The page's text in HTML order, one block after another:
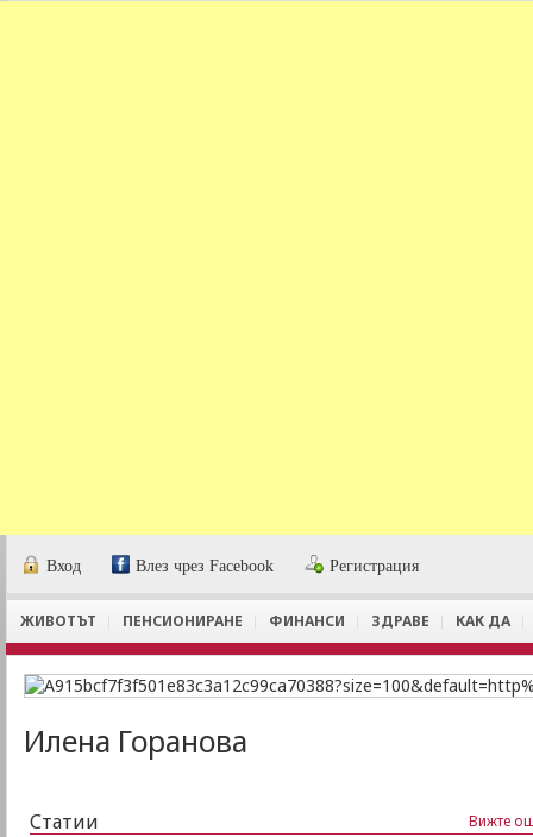
Вход Влез чрез Facebook Регистрация
ЖИВОТЪТ ПЕНСИОНИРАНЕ ФИНАНСИ ЗДРАВЕ КАК ДА
Илена Горанова
Статии Вижте